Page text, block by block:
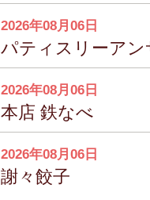
2026年08月06日
パティスリーアン
2026年08月06日
本店 鉄なべ
2026年08月06日
謝々餃子